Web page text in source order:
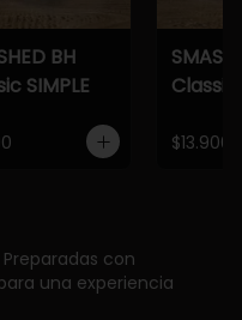
BH
SIMPLE
Classic
$13.900
con
una experiencia